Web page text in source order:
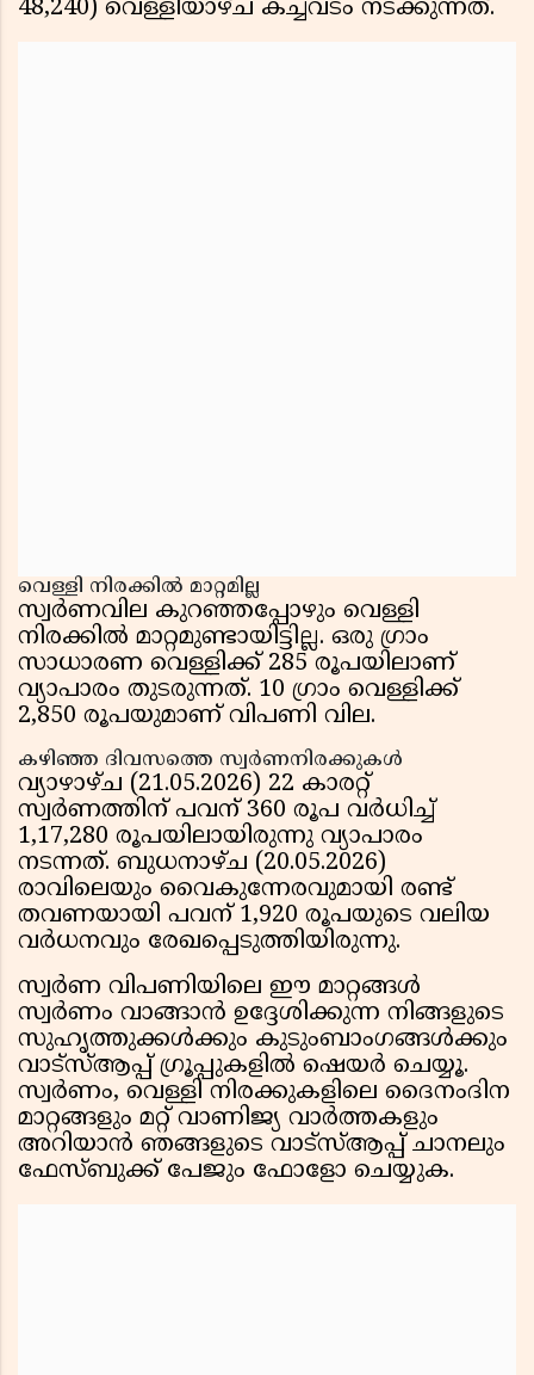
48,240) വെള്ളിയാഴ്ച കച്ചവടം നടക്കുന്നത്.
വെള്ളി നിരക്കിൽ മാറ്റമില്ല
സ്വർണവില കുറഞ്ഞപ്പോഴും വെള്ളി
നിരക്കിൽ മാറ്റമുണ്ടായിട്ടില്ല. ഒരു ഗ്രാം
സാധാരണ വെള്ളിക്ക് 285 രൂപയിലാണ്
വ്യാപാരം തുടരുന്നത്. 10 ഗ്രാം വെള്ളിക്ക്
2,850 രൂപയുമാണ് വിപണി വില.
കഴിഞ്ഞ ദിവസത്തെ സ്വർണനിരക്കുകൾ
വ്യാഴാഴ്ച (21.05.2026) 22 കാരറ്റ്
സ്വർണത്തിന് പവന് 360 രൂപ വർധിച്ച്
1,17,280 രൂപയിലായിരുന്നു വ്യാപാരം
നടന്നത്. ബുധനാഴ്ച (20.05.2026)
രാവിലെയും വൈകുന്നേരവുമായി രണ്ട്
തവണയായി പവന് 1,920 രൂപയുടെ വലിയ
വർധനവും രേഖപ്പെടുത്തിയിരുന്നു.
സ്വർണ വിപണിയിലെ ഈ മാറ്റങ്ങൾ
സ്വർണം വാങ്ങാൻ ഉദ്ദേശിക്കുന്ന നിങ്ങളുടെ
സുഹൃത്തുക്കൾക്കും കുടുംബാംഗങ്ങൾക്കും
വാട്‌സ്ആപ്പ് ഗ്രൂപ്പുകളിൽ ഷെയർ ചെയ്യൂ.
സ്വർണം, വെള്ളി നിരക്കുകളിലെ ദൈനംദിന
മാറ്റങ്ങളും മറ്റ് വാണിജ്യ വാർത്തകളും
അറിയാൻ ഞങ്ങളുടെ വാട്‌സ്ആപ്പ് ചാനലും
ഫേസ്ബുക്ക് പേജും ഫോളോ ചെയ്യുക.